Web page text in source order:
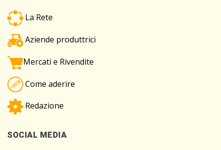
La Rete
Aziende produttrici
Mercati e Rivendite
Come aderire
Redazione
SOCIAL MEDIA